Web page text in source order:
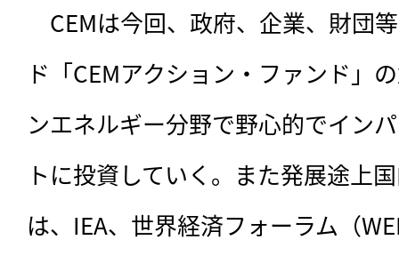
CEMは今回、政府、企業、財団
ド「CEMアクション・ファンド」
ンエネルギー分野で野心的でイン
トに投資していく。また発展途上
は、IEA、世界経済フォーラム（